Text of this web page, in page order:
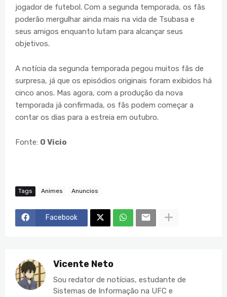
jogador de futebol. Com a segunda temporada, os fãs
poderão mergulhar ainda mais na vida de Tsubasa e
seus amigos enquanto lutam para alcançar seus
objetivos.
A notícia da segunda temporada pegou muitos fãs de
surpresa, já que os episódios originais foram exibidos há
cinco anos. Mas agora, com a produção da nova
temporada já confirmada, os fãs podem começar a
contar os dias para a estreia em outubro.
Fonte: O Vicio
Tags Animes Anuncios
Facebook
Vicente Neto
Sou redator de notícias, estudante de
Sistemas de Informação na UFC e